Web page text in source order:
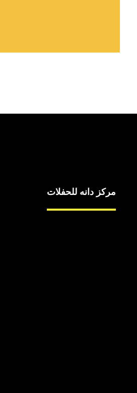
مركز دانه للحفلات